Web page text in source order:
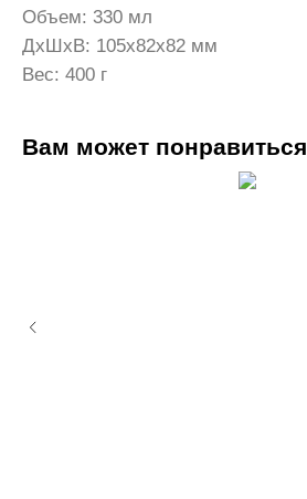
Объем: 330 мл
ДxШxВ: 105x82x82 мм
Вес: 400 г
Вам может понравиться